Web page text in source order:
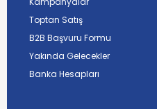
Toptan Satış
B2B Başvuru Formu
Yakında Gelecekler
Banka Hesapları